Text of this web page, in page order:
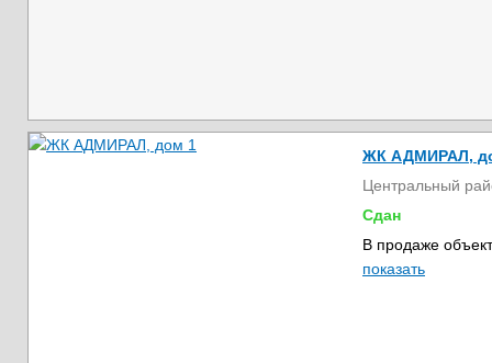
ЖК АДМИРАЛ,
Центральный
Сдан
В продаже
показать